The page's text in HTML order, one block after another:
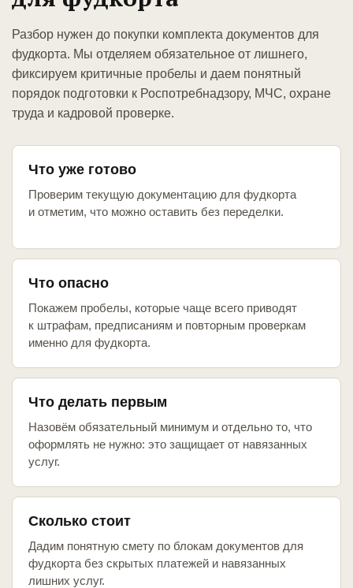
Разбор нужен до покупки комплекта документов для
фудкорта. Мы отделяем обязательное от лишнего,
фиксируем критичные пробелы и даем понятный
порядок подготовки к Роспотребнадзору, МЧС, охране
труда и кадровой проверке.
Что уже готово
Проверим текущую документацию для фудкорта
и отметим, что можно оставить без переделки.
Что опасно
Покажем пробелы, которые чаще всего приводят
к штрафам, предписаниям и повторным проверкам
именно для фудкорта.
Что делать первым
Назовём обязательный минимум и отдельно то, что
оформлять не нужно: это защищает от навязанных
услуг.
Сколько стоит
Дадим понятную смету по блокам документов для
фудкорта без скрытых платежей и навязанных
лишних услуг.